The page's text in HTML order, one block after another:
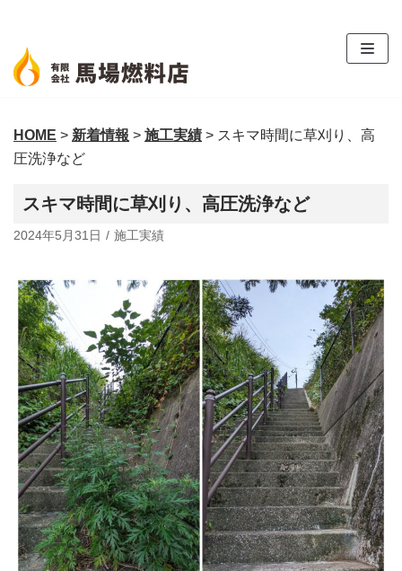
ン
テ
ン
へ
ス
ッ
プ
HOME > 新着情報 > 施工実績 > スキマ時間に草刈り、高
圧洗浄など
スキマ時間に草刈り、高圧洗浄など
2024年5月31日 施工実績